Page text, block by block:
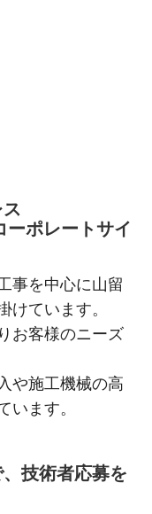
ーポレートサイ
事を中心に山留
けています。
お客様のニーズ
や施工機械の高
います。
技術者応募を